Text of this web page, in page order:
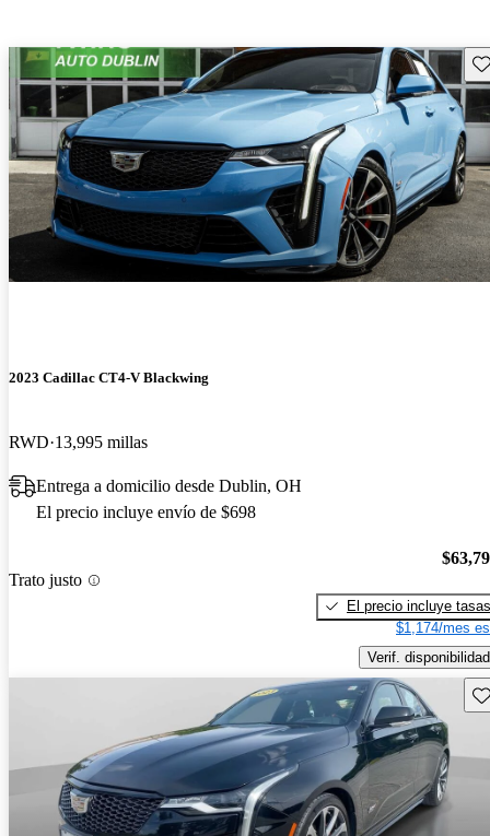
2023 Cadillac CT4-V Blackwing
RWD 13,995 millas
Entrega a domicilio desde Dublin, OH
El precio incluye envío de $698
Trato justo
El precio incluye tasas
$1,174/mes
Verif. disponibilidad